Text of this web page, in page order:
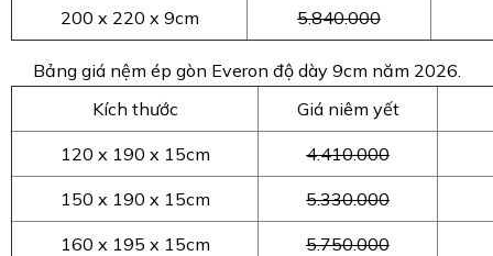
200 x 220 x 9cm 5.840.000
Bảng giá nệm ép gòn Everon độ dày 9cm năm 2026.
Kích thước
Giá niêm yết
120 x 190 x 15cm 4.410.000
150 x 190 x 15cm 5.330.000
160 x 195 x 15cm 5.750.000